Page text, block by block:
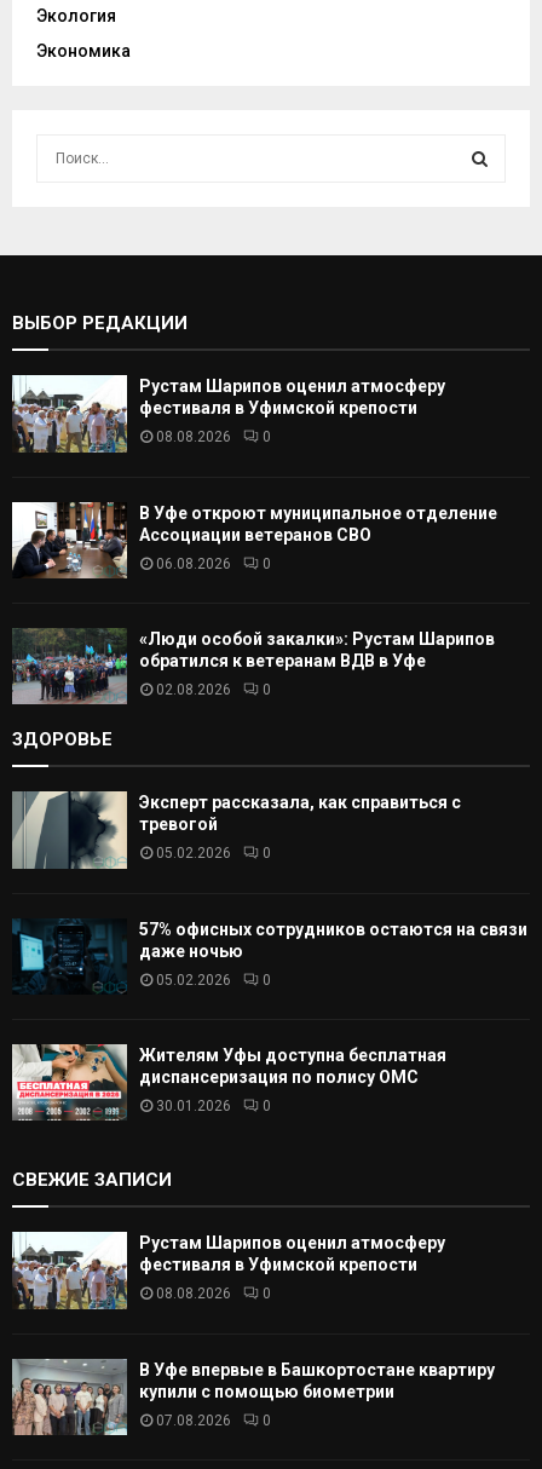
Экология
Экономика
С
А
ВЫБОР РЕДАКЦИИ
Рустам Шарипов оценил атмосферу
фестиваля в Уфимской крепости
08.08.2026 0
В Уфе откроют муниципальное отделение
Ассоциации ветеранов СВО
06.08.2026 0
«Люди особой закалки»: Рустам Шарипов
обратился к ветеранам ВДВ в Уфе
02.08.2026 0
ЗДОРОВЬЕ
Эксперт рассказала, как справиться с
тревогой
05.02.2026 0
57% офисных сотрудников остаются на связи
даже ночью
05.02.2026 0
Жителям Уфы доступна бесплатная
диспансеризация по полису ОМС
30.01.2026 0
СВЕЖИЕ ЗАПИСИ
Рустам Шарипов оценил атмосферу
фестиваля в Уфимской крепости
08.08.2026 0
В Уфе впервые в Башкортостане квартиру
купили с помощью биометрии
07.08.2026 0